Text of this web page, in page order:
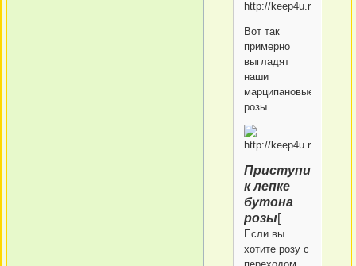
Вот так
примерно
выгладят
наши
марципановые
розы
Приступим
к лепке
бутона
розы[
Если вы
хотите розу с